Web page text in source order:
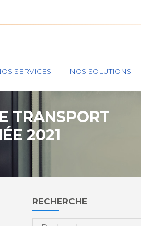
SERVICES NOS SOLUTIONS
TRANSPORT
2021
Blog
sidebar
RECHERCHE
Rechercher :